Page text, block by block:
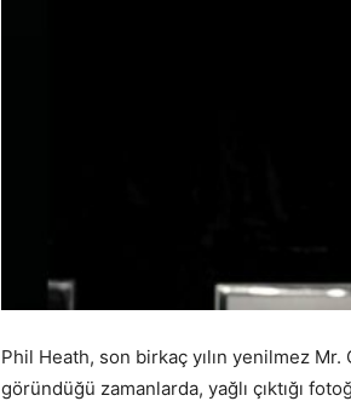
Phil Heath, son birkaç yılın yenilmez
göründüğü zamanlarda, yağlı çıktığı